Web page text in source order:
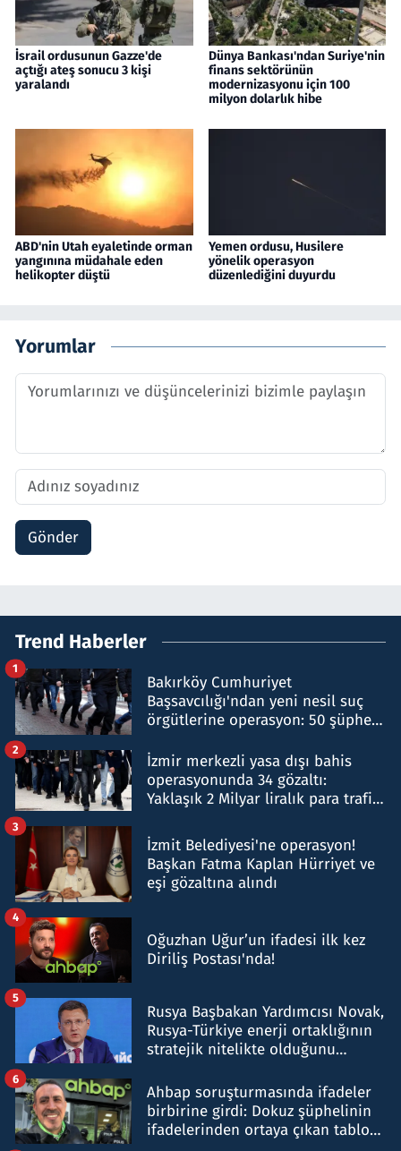
İsrail ordusunun Gazze'de
açtığı ateş sonucu 3 kişi
yaralandı
Dünya Bankası'ndan Suriye'nin
finans sektörünün
modernizasyonu için 100
milyon dolarlık hibe
ABD'nin Utah eyaletinde orman
yangınına müdahale eden
helikopter düştü
Yemen ordusu, Husilere
yönelik operasyon
düzenlediğini duyurdu
Yorumlar
Gönder
Trend Haberler
Bakırköy Cumhuriyet
Başsavcılığı'ndan yeni nesil suç
örgütlerine operasyon: 50 şüpheli
1
İzmir merkezli yasa dışı bahis
operasyonunda 34 gözaltı:
Yaklaşık 2 Milyar liralık para trafiği
2
İzmit Belediyesi'ne operasyon!
Başkan Fatma Kaplan Hürriyet ve
eşi gözaltına alındı
3
Oğuzhan Uğur’un ifadesi ilk kez
Diriliş Postası'nda!
4
Rusya Başbakan Yardımcısı Novak,
Rusya-Türkiye enerji ortaklığının
stratejik nitelikte olduğunu
5
Ahbap soruşturmasında ifadeler
birbirine girdi: Dokuz şüphelinin
ifadelerinden ortaya çıkan tablo
6